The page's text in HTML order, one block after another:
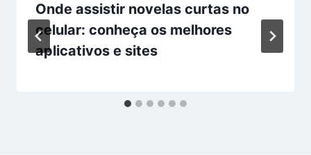
Onde assistir novelas curtas no
celular: conheça os melhores
aplicativos e sites